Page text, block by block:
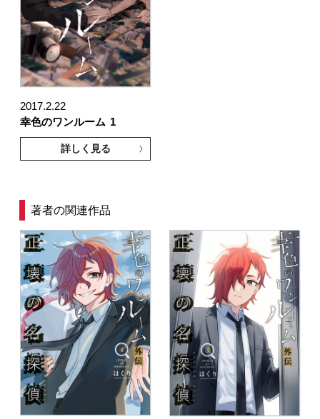
2017.2.22
幸色のワンルーム 1
詳しく見る
著者の関連作品